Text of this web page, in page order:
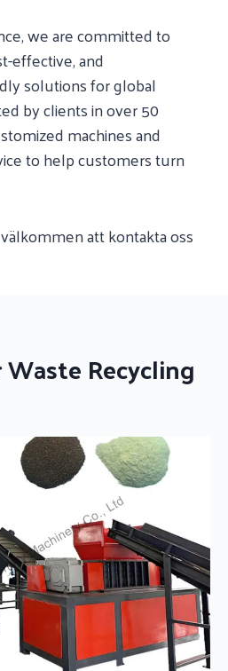
we are committed to
effective, and
solutions for global
by clients in over 50
machines and
to help customers turn
att kontakta oss
Recycling